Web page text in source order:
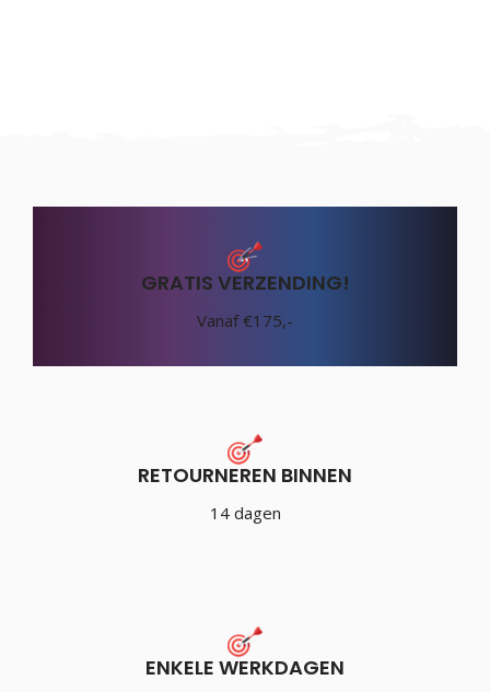
GRATIS VERZENDING!
Vanaf €175,-
RETOURNEREN BINNEN
14 dagen
ENKELE WERKDAGEN